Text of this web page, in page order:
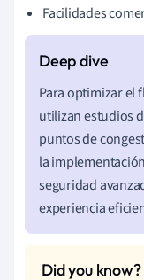
Facilidades
Para optimizar el
utilizan estudios
puntos de
la
seguridad
experiencia